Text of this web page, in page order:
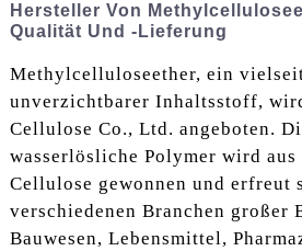
Hersteller Von
Qualität Und -Lieferung
Methylcelluloseether, ein
unverzichtbarer Inhaltsstoff,
Cellulose Co., Ltd. angeboten.
wasserlösliche Polymer wird
Cellulose gewonnen und erfreut
verschiedenen Branchen großer
Bauwesen, Lebensmittel,